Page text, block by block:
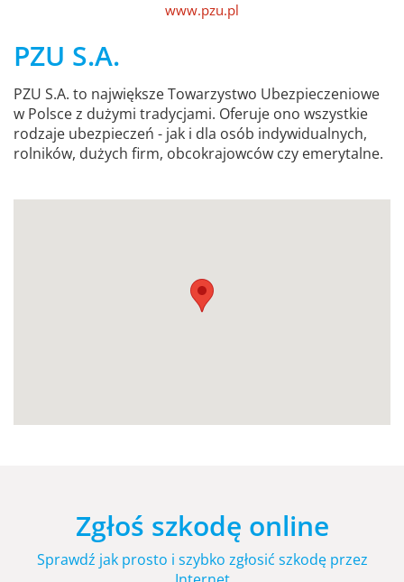
www.pzu.pl
PZU S.A.
PZU S.A. to największe Towarzystwo Ubezpieczeniowe
w Polsce z dużymi tradycjami. Oferuje ono wszystkie
rodzaje ubezpieczeń - jak i dla osób indywidualnych,
rolników, dużych firm, obcokrajowców czy emerytalne.
Zgłoś szkodę online
Sprawdź jak prosto i szybko zgłosić szkodę przez